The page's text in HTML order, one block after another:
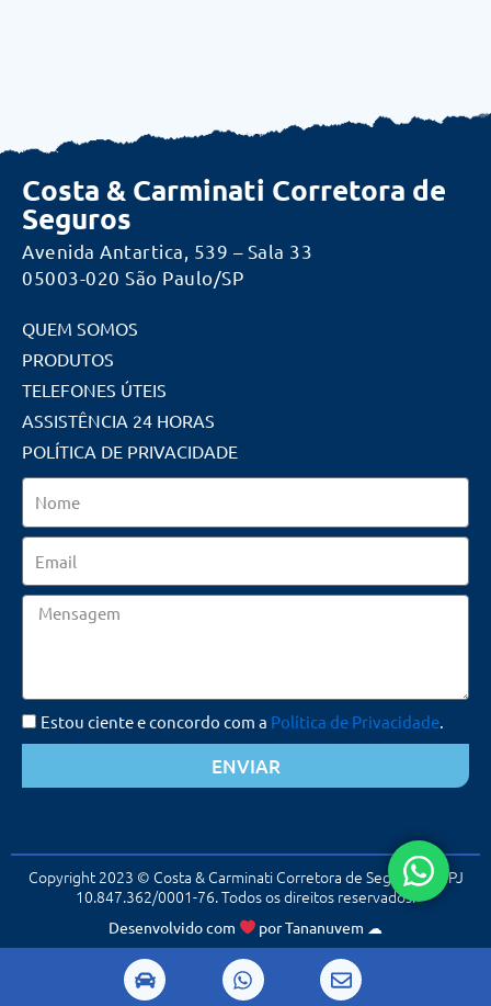
Costa & Carminati Corretora de
Seguros
Avenida Antartica, 539 – Sala 33
05003-020 São Paulo/SP
QUEM SOMOS
PRODUTOS
TELEFONES ÚTEIS
ASSISTÊNCIA 24 HORAS
POLÍTICA DE PRIVACIDADE
Mensagem
Estou ciente e concordo com a Política de Privacidade.
ENVIAR
Copyright 2023 © Costa & Carminati Corretora de Seguros. CNPJ
10.847.362/0001-76. Todos os direitos reservados.
Desenvolvido com porTananuvem ☁